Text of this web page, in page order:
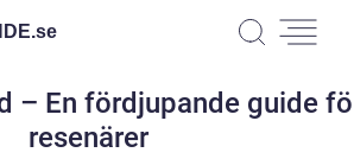
se
– En fördjupande guide
resenärer